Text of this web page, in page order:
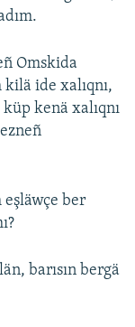
Omskida
kilä ide xalıqnı,
kenä xalıqnı
eşläwçe ber
barısın bergä